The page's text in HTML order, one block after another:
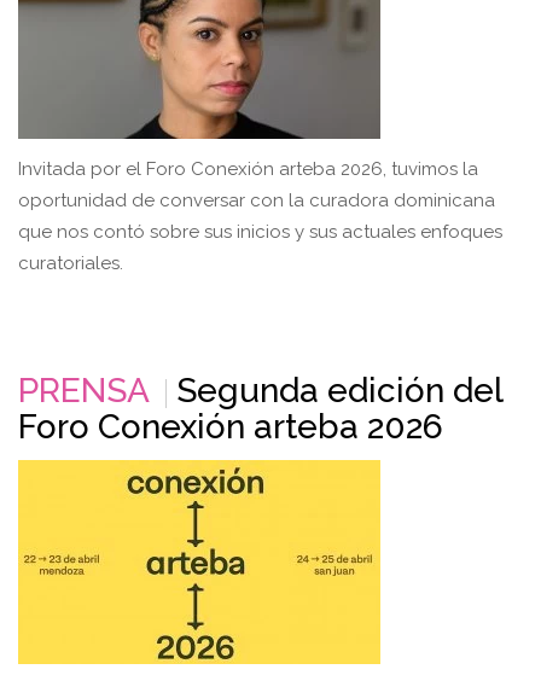
Invitada por el Foro Conexión arteba 2026, tuvimos la
oportunidad de conversar con la curadora dominicana
que nos contó sobre sus inicios y sus actuales enfoques
curatoriales.
PRENSA
Segunda edición del
Foro Conexión arteba 2026